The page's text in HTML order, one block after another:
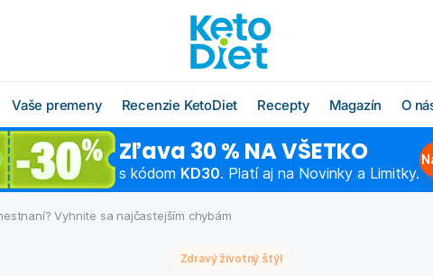
O radoch KetoDiet
Čo jesť po diéte
Časté otázky
Schudnite s odborníkom
Vaše premeny Recenzie KetoDiet Recepty
Všetky recepty
Keto recepty (od 1. kroku
diéty)
kroku diéty)
Magazín
Blog
Ako rýchlo
O
O značke
Náš tím
Zľava 30 % NA VŠETKO
s kódom KD30. Platí aj na Novinky a Limitky.
Vyhnite sa najčastejším chybám
Zdravý životný štýl